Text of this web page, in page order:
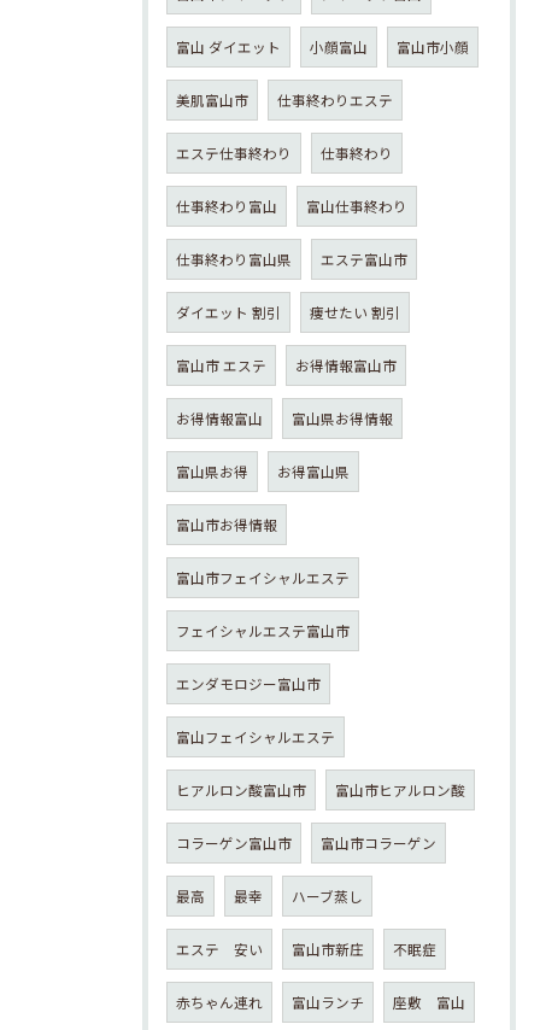
富山 ダイエット 小顔富山 富山市小顔
美肌富山市 仕事終わりエステ
エステ仕事終わり 仕事終わり
仕事終わり富山 富山仕事終わり
仕事終わり富山県 エステ富山市
ダイエット 割引 痩せたい 割引
富山市 エステ お得情報富山市
お得情報富山 富山県お得情報
富山県お得 お得富山県
富山市お得情報
富山市フェイシャルエステ
フェイシャルエステ富山市
エンダモロジー富山市
富山フェイシャルエステ
ヒアルロン酸富山市 富山市ヒアルロン酸
コラーゲン富山市 富山市コラーゲン
最高 最幸 ハーブ蒸し
エステ 安い 富山市新庄 不眠症
赤ちゃん連れ 富山ランチ 座敷 富山